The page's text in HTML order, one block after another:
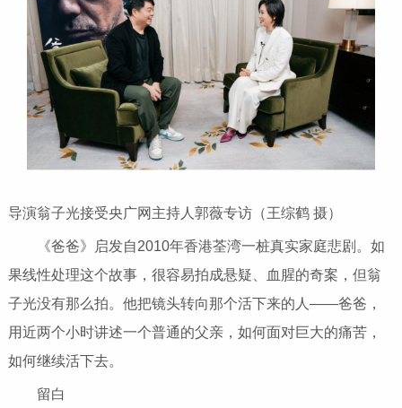
导演翁子光接受央广网主持人郭薇专访（王综鹤 摄）
《爸爸》启发自2010年香港荃湾一桩真实家庭悲剧。如
果线性处理这个故事，很容易拍成悬疑、血腥的奇案，但翁
子光没有那么拍。他把镜头转向那个活下来的人——爸爸，
用近两个小时讲述一个普通的父亲，如何面对巨大的痛苦，
如何继续活下去。
留白